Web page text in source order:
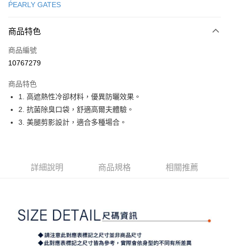
LINE Pay
Apple Pay
悠遊付
大哥付你分期
相關說明
成交易。
【繳款方式說明】
1.分期款項不併入電信帳單，「大哥付你分期」於每月結算日後寄送繳費提
2.透過簡訊連結打開帳單後，可選擇「超商條碼／台灣大直營門市／銀行轉
【關於「AFTEE先享後付」】
AFTEE先享後付是「在收到商品之後才付款」的支付方式。 讓您購物簡單
３．安心：先確認商品／服務後，再付款。
１．於結帳方式選擇「AFTEE先享後付」後，將跳轉至「AFTEE先享後付」
結帳頁面，進行簡訊認證並確認金額後，即可完成結帳。
ATM付款
全家取貨付款
付款後全家取貨
ṔEARLY GATES
商品特色
商品編號
10767279
商品特色
1. 高遮熱性冷卻材料，優異防曬效果。
2. 抗菌除臭口袋，舒適高爾夫體驗。
3. 美腿剪影設計，適合多種場合。
詳細說明 商品規格 相關推薦